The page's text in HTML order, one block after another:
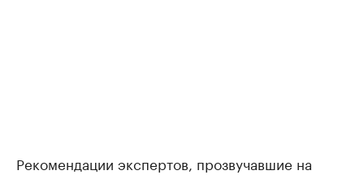
Рекомендации экспертов, прозвучавшие на